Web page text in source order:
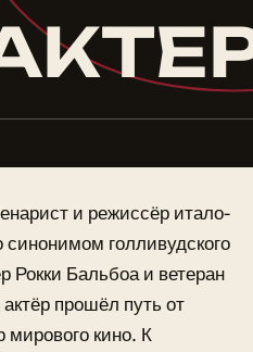
и режиссёр итало-
голливудского
Рокки Бальбоа и ветеран
прошёл путь от
мирового кино. К